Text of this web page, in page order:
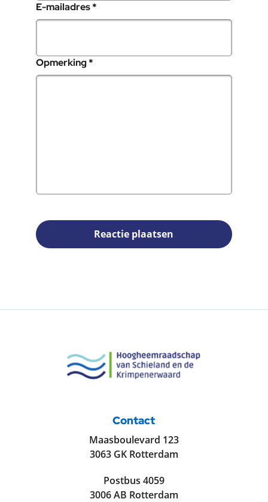
E-mailadres*
Opmerking*
Reactie plaatsen
Contact
Maasboulevard 123
3063 GK Rotterdam
Postbus 4059
3006 AB Rotterdam